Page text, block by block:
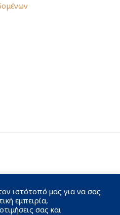
ιστότοπό μας για να σας
εμπειρία,
σας και